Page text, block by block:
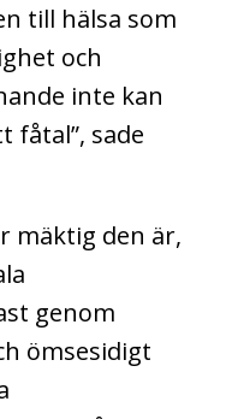
till hälsa som
och
inte kan
fåtal”, sade
mäktig den är,
genom
ömsesidigt